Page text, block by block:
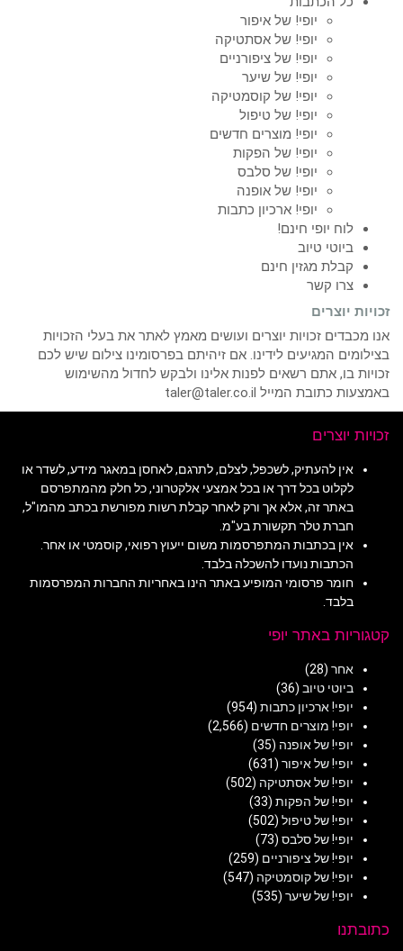
יופי! של איפור
יופי! של אסתטיקה
יופי! של ציפורניים
יופי! של שיער
יופי! של קוסמטיקה
יופי! של טיפול
יופי! מוצרים חדשים
יופי! של הפקות
יופי! של סלבס
יופי! של אופנה
יופי! ארכיון כתבות
לוח יופי חינם!
ביוטי טיוב
קבלת מגזין חינם
צרו קשר
זכויות יוצרים
אנו מכבדים זכויות יוצרים ועושים מאמץ לאתר את בעלי הזכויות
בצילומים המגיעים לידינו. אם זיהיתם בפרסומינו צילום שיש לכם
זכויות בו, אתם רשאים לפנות אלינו ולבקש לחדול מהשימוש
באמצעות כתובת המייל taler@taler.co.il
זכויות יוצרים
אין להעתיק, לשכפל, לצלם, לתרגם, לאחסן במאגר מידע, לשדר או
לקלוט בכל דרך או בכל אמצעי אלקטרוני, כל חלק מהמתפרסם
באתר זה, אלא אך ורק לאחר קבלת רשות מפורשת בכתב מהמו"ל,
חברת טלר תקשורת בע"מ.
אין בכתבות המתפרסמות משום ייעוץ רפואי, קוסמטי או אחר.
הכתבות נועדו להשכלה בלבד.
חומר פרסומי המופיע באתר הינו באחריות החברות המפרסמות
בלבד.
קטגוריות באתר יופי
אחר (28)
ביוטי טיוב (36)
יופי! ארכיון כתבות (954)
יופי! מוצרים חדשים (2,566)
יופי! של אופנה (35)
יופי! של איפור (631)
יופי! של אסתטיקה (502)
יופי! של הפקות (33)
יופי! של טיפול (502)
יופי! של סלבס (73)
יופי! של ציפורניים (259)
יופי! של קוסמטיקה (547)
יופי! של שיער (535)
כתובתנו